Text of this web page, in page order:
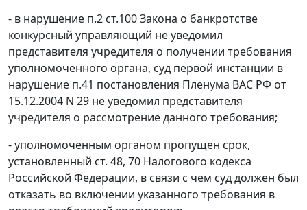
- в нарушение п.2 ст.100Закона о банкротстве
конкурсный управляющий не уведомил
представителя учредителя о получении требования
уполномоченного органа, суд первой инстанции в
нарушение п.41 постановления Пленума ВАС РФ от
15.12.2004 N 29 не уведомил представителя
учредителя о рассмотрение данного требования;
- уполномоченным органом пропущен срок,
установленный ст. 48, 70 Налогового кодекса
Российской Федерации, в связи с чем суд должен был
отказать во включении указанного требования в